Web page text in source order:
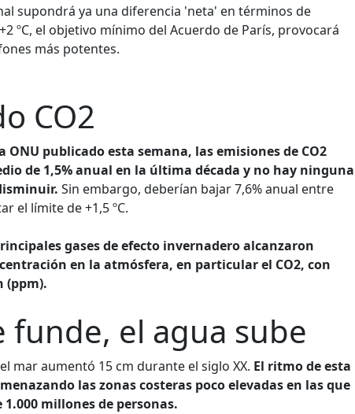
supondrá ya una diferencia 'neta' en términos de
ºC, el objetivo mínimo del Acuerdo de París, provocará
más potentes.
CO2
ONU publicado esta semana, las emisiones de CO2
de 1,5% anual en la última década y no hay ninguna
Sin embargo, deberían bajar 7,6% anual entre
el límite de +1,5 ºC.
gases de efecto invernadero alcanzaron
en la atmósfera, en particular el CO2, con
(ppm).
funde, el agua sube
mar aumentó 15 cm durante el siglo XX. El ritmo de esta
las zonas costeras poco elevadas en las que
millones de personas.